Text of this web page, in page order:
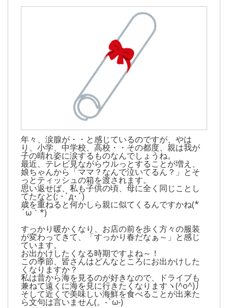
年々、涙腺が・・と感じているのですが、やは
り、小学、中学校、高校・・その都度、親は我が
子の晴れ姿に涙するものなんでしょうね。
最近、テレビ見ながらウルっとすることが増え、
娘ちゃんから「ママ？なんで泣いてるん？」とそ
っとティッシュの箱を渡されます。
思い返せば、私も子供の頃、母に全く同じことし
てたなと(; ･`д･´)
歳を重ねると何かしら親に似てくるんですかね(*
´ω｀*)
すっかり暖かくなり、お店の前を歩く方々の服装
が変わってきて、「すっかり春だなぁ～」と感じ
ています。
お出かけしたくなる時期ですよね～！
この季節、皆さんはどんなところにお出かけした
くなりますか？
私は昔から海を見るのが好きなので、ドライブも
兼ねて遠くに海を見に行きたくなりますヽ(^o^)丿
そして近くで美味しい海鮮を食べることが出来た
ら文句は言いません(。-`ω-)